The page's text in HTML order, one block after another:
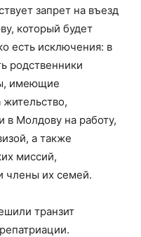
запрет на въезд
который будет
есть исключения: в
родственники
имеющие
в Молдову на работу,
а также
миссий,
члены их семей.
транзит